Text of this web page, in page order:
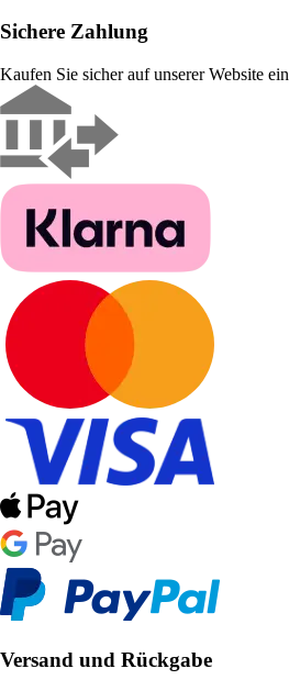
Sichere Zahlung
Kaufen Sie sicher auf unserer Website ein
Versand und Rückgabe